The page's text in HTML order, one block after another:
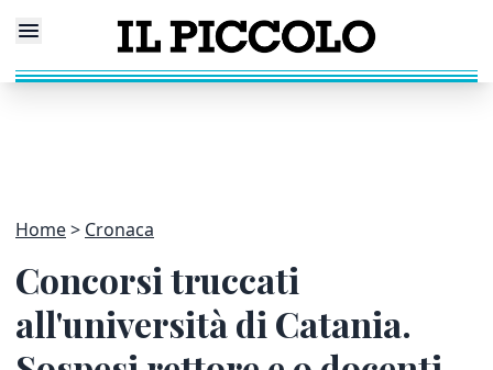
Home Cronaca
Concorsi truccati
all'università di Catania.